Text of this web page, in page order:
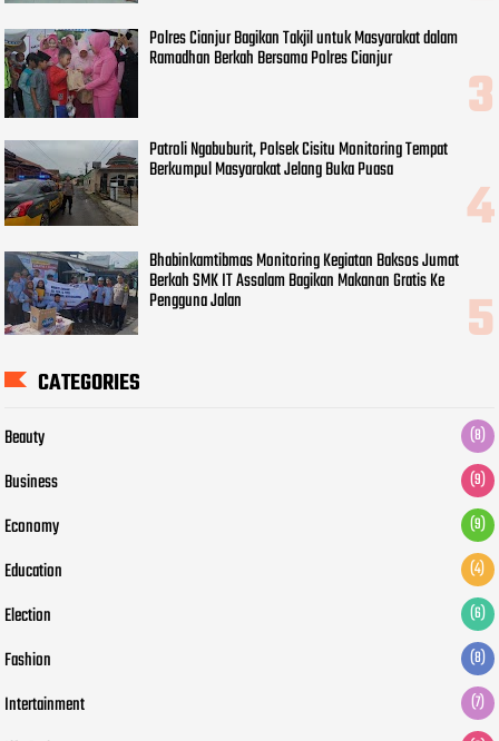
Polres Cianjur Bagikan Takjil untuk Masyarakat dalam
Ramadhan Berkah Bersama Polres Cianjur
Patroli Ngabuburit, Polsek Cisitu Monitoring Tempat
Berkumpul Masyarakat Jelang Buka Puasa
Bhabinkamtibmas Monitoring Kegiatan Baksos Jumat
Berkah SMK IT Assalam Bagikan Makanan Gratis Ke
Pengguna Jalan
CATEGORIES
Beauty (8)
Business (9)
Economy (9)
Education (4)
Election (6)
Fashion (8)
Intertainment (7)